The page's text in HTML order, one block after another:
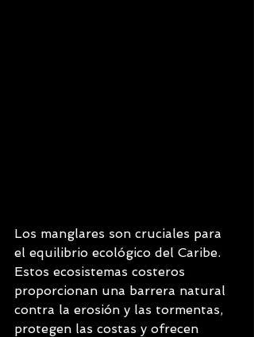
Los manglares son cruciales para
el equilibrio ecológico del Caribe.
Estos ecosistemas costeros
proporcionan una barrera natural
contra la erosión y las tormentas,
protegen las costas y ofrecen